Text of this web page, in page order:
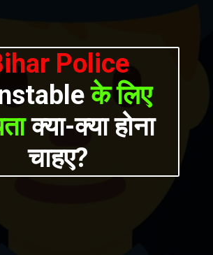
Police
के लिए
क्या-क्या होना
चाहए?